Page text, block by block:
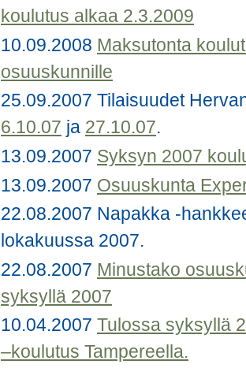
koulutus alkaa 2.3.2009
10.09.2008 Maksutonta
osuuskunnille
25.09.2007 Tilaisuudet
6.10.07 ja 27.10.07.
13.09.2007 Syksyn 2007
13.09.2007 Osuuskunta
22.08.2007 Napakka -
lokakuussa 2007.
22.08.2007 Minustako
syksyllä 2007
10.04.2007 Tulossa syksyllä
–koulutus Tampereella.